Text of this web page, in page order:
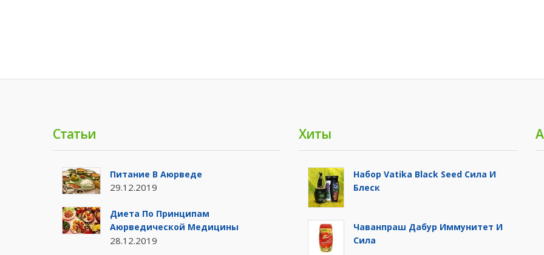
Статьи
Питание В Аюрведе
29.12.2019
Диета По Принципам
Аюрведической Медицины
28.12.2019
Хиты
Набор Vatika Black Seed Сила И
Блеск
Чаванпраш Дабур Иммунитет И
Сила